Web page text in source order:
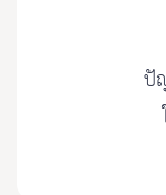
ปั